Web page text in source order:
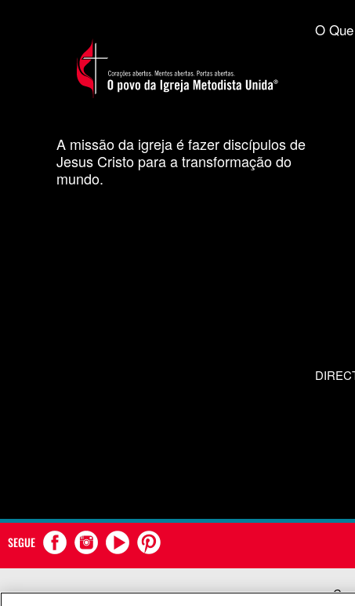
A missão da igreja é fazer discípulos de
Jesus Cristo para a transformação do
mundo.
O
SEGUE